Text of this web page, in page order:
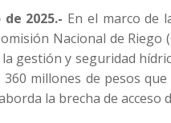
2025.- En el marco de
Nacional de
gestión y seguridad
millones de pesos
la brecha de